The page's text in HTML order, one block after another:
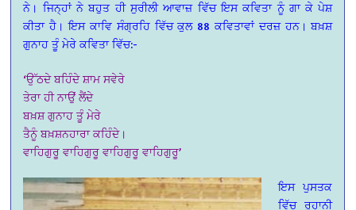
ਨੇ। ਜਿਨ੍ਹਾਂ ਨੇ ਬਹੁਤ ਹੀ ਸੁਰੀਲੀ ਆਵਾਜ਼ ਵਿੱਚ ਇਸ ਕਵਿਤਾ ਨੂੰ ਗਾ ਕੇ ਪੇਸ਼
ਕੀਤਾ ਹੈ। ਇਸ ਕਾਵਿ ਸੰਗ੍ਰਹਿ ਵਿੱਚ ਕੁਲ 88 ਕਵਿਤਾਵਾਂ ਦਰਜ਼ ਹਨ। ਬਖ਼ਸ਼
ਗੁਨਾਹ ਤੂੰ ਮੇਰੇ ਕਵਿਤਾ ਵਿੱਚ:-
‘ਉੱਠਦੇ ਬਹਿੰਦੇ ਸ਼ਾਮ ਸਵੇਰੇ
ਤੇਰਾ ਹੀ ਨਾਉਂ ਲੈਂਦੇ
ਬਖ਼ਸ਼ ਗੁਨਾਹ ਤੂੰ ਮੇਰੇ
ਤੈਨੂੰ ਬਖ਼ਸ਼ਨਹਾਰਾ ਕਹਿੰਦੇ।
ਵਾਹਿਗੁਰੂ ਵਾਹਿਗੁਰੂ ਵਾਹਿਗੁਰੂ ਵਾਹਿਗੁਰੂ’
ਇਸ ਪੁਸਤਕ
ਵਿੱਚ ਰੁਹਾਨੀ